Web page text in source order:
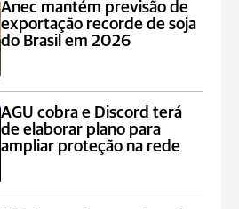
Anec mantém previsão de
exportação recorde de soja
do Brasil em 2026
AGU cobra e Discord terá
de elaborar plano para
ampliar proteção na rede